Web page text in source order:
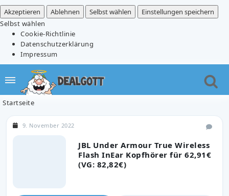
Akzeptieren
Ablehnen Selbst wählen
Einstellungen speichern
Selbst wählen
Cookie-Richtlinie
Datenschutzerklärung
Impressum
Startseite
JBL Under Armour True Wireless
Flash InEar Kopfhörer für 62,91€
(VG: 82,82€)
9. November 2022